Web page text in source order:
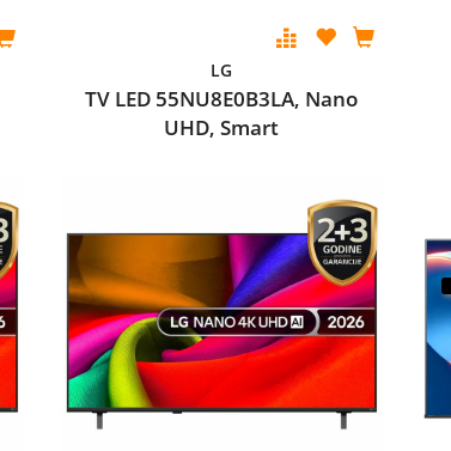
LG
TV LED 55NU8E0B3LA, Nano
UHD, Smart